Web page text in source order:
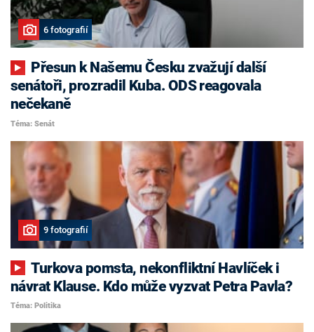
6 fotografií
senátoři, prozradil Kuba. ODS reagovala
nečekaně
Téma: Senát
9 fotografií
Turkova pomsta, nekonfliktní Havlíček i
návrat Klause. Kdo může vyzvat Petra Pavla?
Téma: Politika